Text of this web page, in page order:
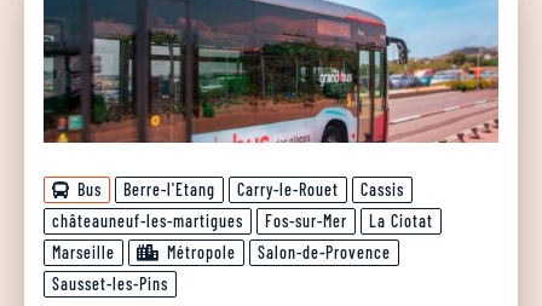
Bus Berre-l'Etang Carry-le-Rouet
Cassis
châteauneuf-les-martigues
Fos-sur-Mer
La Ciotat
Marseille
Métropole
Salon-de-Provence
Sausset-les-Pins